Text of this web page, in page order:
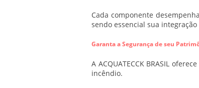
Cada componente
sendo essencial sua
Garanta a Segurança de seu
A ACQUATECCK BRASIL
incêndio.